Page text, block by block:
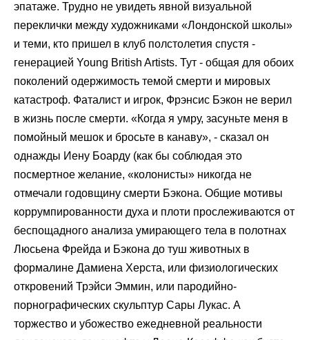
эпатаже. Трудно не увидеть явной визуальной
переклички между художниками «Лондонской школы»
и теми, кто пришел в клуб полстолетия спустя -
генерацией Young British Artists. Тут - общая для обоих
поколений одержимость темой смерти и мировых
катастроф. Фаталист и игрок, Фрэнсис Бэкон не верил
в жизнь после смерти. «Когда я умру, засуньте меня в
помойный мешок и бросьте в канаву», - сказал он
однажды Иену Боарду (как бы соблюдая это
посмертное желание, «колонисты» никогда не
отмечали годовщину смерти Бэкона. Общие мотивы
коррумпированности духа и плоти прослеживаются от
беспощадного анализа умирающего тела в полотнах
Люсьена Фрейда и Бэкона до туш животных в
формалине Дамиена Херста, или физиологических
откровений Трэйси Эммин, или пародийно-
порнографических скульптур Сары Лукас. А
торжество и убожество ежедневной реальности